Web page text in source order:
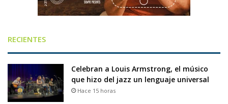
RECIENTES
Celebran a Louis Armstrong, el músico
que hizo del jazz un lenguaje universal
Hace 15 horas